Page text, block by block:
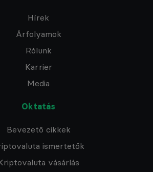
Hírek
Árfolyamok
Rólunk
Karrier
Media
Oktatás
Bevezető cikkek
ismertetők
vásárlás